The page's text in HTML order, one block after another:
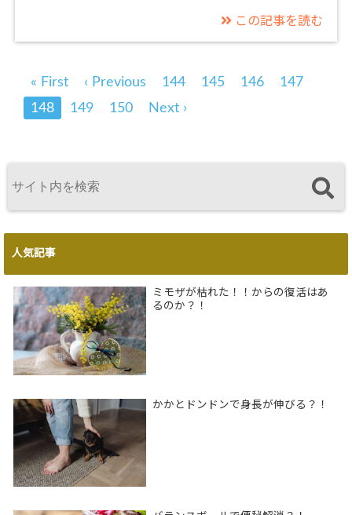
この記事を読む
« First ‹ Previous 144 145 146
147
148
149 150 Next ›
人気記事
ミモザが枯れた！！からの復活はあ
るのか？！
かかとドンドンで身長が伸びる？！